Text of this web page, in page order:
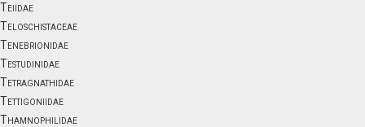
Teiidae
Teloschistaceae
Tenebrionidae
Testudinidae
Tetragnathidae
Tettigoniidae
Thamnophilidae